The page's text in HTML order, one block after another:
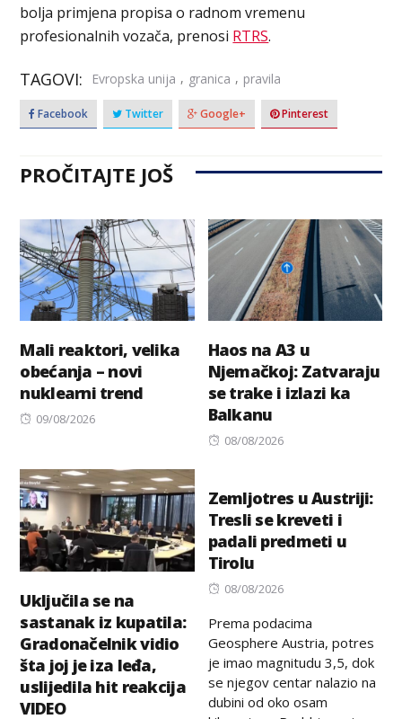
bolja primjena propisa o radnom vremenu
profesionalnih vozača, prenosi RTRS.
TAGOVI: Evropska unija , granica , pravila
Facebook Twitter Google+ Pinterest
PROČITAJTE JOŠ
Mali reaktori, velika
obećanja – novi
nuklearni trend
Posted
09/08/2026
Haos na A3 u
Njemačkoj: Zatvaraju
se trake i izlazi ka
Balkanu
Posted
08/08/2026
Uključila se na
sastanak iz kupatila:
Gradonačelnik vidio
šta joj je iza leđa,
uslijedila hit reakcija
VIDEO
Zemljotres u Austriji:
Tresli se kreveti i
padali predmeti u
Tirolu
Posted
08/08/2026
Prema podacima
Geosphere Austria, potres
je imao magnitudu 3,5, dok
se njegov centar nalazio na
dubini od oko osam